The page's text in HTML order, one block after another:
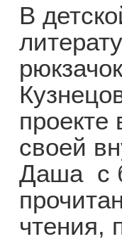
В
своей
Даша с
чтения,